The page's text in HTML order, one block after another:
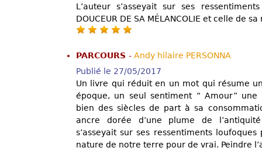
L’auteur s’asseyait sur ses
DOUCEUR DE SA MÉLANCOLIE et celle de sa
PARCOURS - Andy hilaire PERSONNA
Publié le 27/05/2017
Un livre qui réduit en un mot qui résume
époque, un seul sentiment “ Amour”
bien des siècles de part à sa
ancre dorée d’une plume de l’antiquité
s’asseyait sur ses ressentiments
nature de notre terre pour de vrai. Peindre